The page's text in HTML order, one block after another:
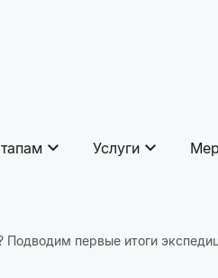
Услуги
Подводим первые итоги